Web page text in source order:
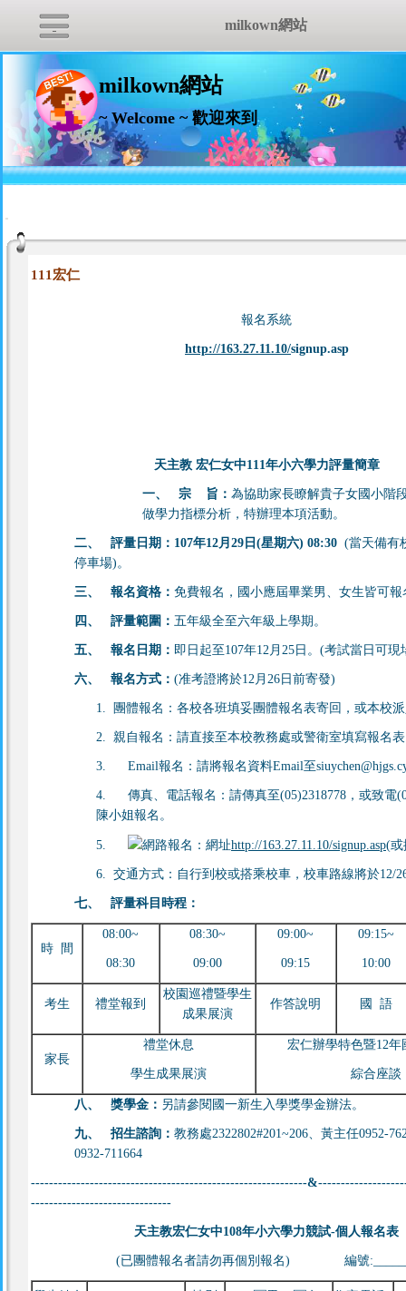
milkown網站
~ Welcome ~ 歡迎來到
:::
111宏仁
報名系統
http://163.27.11.10/signup.asp
天主教 宏仁女中111年小六學力評量簡章
一、 宗 旨： 為協助家長瞭解貴子女國小階
做學力指標分析，特辦理本項活動。
二、 評量日期：107年12月29日(星期六) 08:30 (當天備有
停車場)。
三、 報名資格： 免費報名，國小應屆畢業男、女生皆可報
四、 評量範圍： 五年級全至六年級上學期。
五、 報名日期： 即日起至107年12月25日。(考試當日可現
六、 報名方式： (准考證將於12月26日前寄發)
1. 團體報名：各校各班填妥團體報名表寄回，或本校
2. 親自報名：請直接至本校教務處或警衛室填寫報名
3. Email報名：請將報名資料Email至
4. 傳真、電話報名：請傳真至(05)2318778，或致電
陳小姐報名。
5. 網路報名：網址http://163.27.11.10/signup.asp(或
6. 交通方式：自行到校或搭乘校車，校車路線將於12/
七、 評量科目時程：
時 間
08:00~
08:30
08:30~
09:00
09:00~
09:15
09:15~
10:00
考生 禮堂報到
校園巡禮暨學生
成果展演
作答說明 國 語
家長
禮堂休息
學生成果展演
宏仁辦學特色暨12年
綜合座談
八、獎學金： 另請參閱國一新生入學獎學金辦法。
九、招生諮詢 ：教務處2322802#201~206、黃主任0952-
0932-711664
-------------------------------------------------------------&
-------------------------------
天主教宏仁女中108年小六學力競試-個人報名表
(已團體報名者請勿再個別報名) 編號
milkown網站